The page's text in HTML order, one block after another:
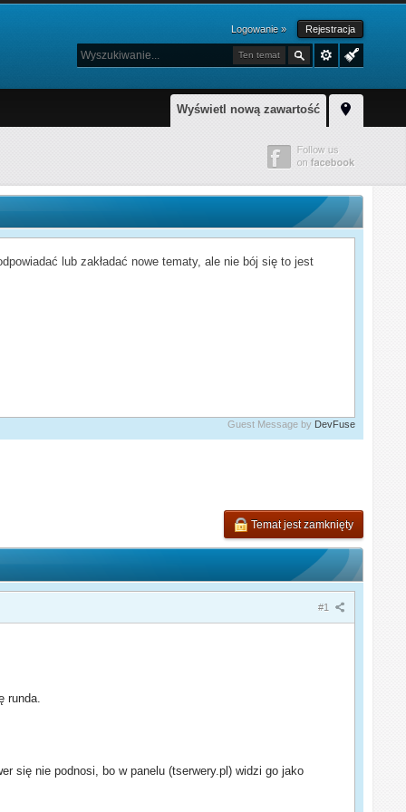
Logowanie » Rejestracja
Ten temat
Wyświetl nową zawartość
lub zakładać nowe tematy, ale nie bój się to jest
Guest Message by DevFuse
Temat jest zamknięty
#1
runda.
się nie podnosi, bo w panelu (tserwery.pl) widzi go jako